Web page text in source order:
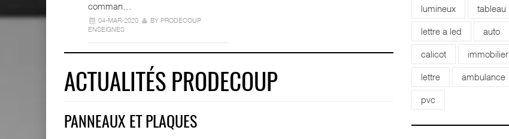
comman…
04-MAR-2020
BY PRODECOUP
ENSEIGNES
ACTUALITÉS PRODECOUP
PANNEAUX ET PLAQUES
lumineux tableau
lettre a led auto
calicot immobilier
lettre ambulance
pvc